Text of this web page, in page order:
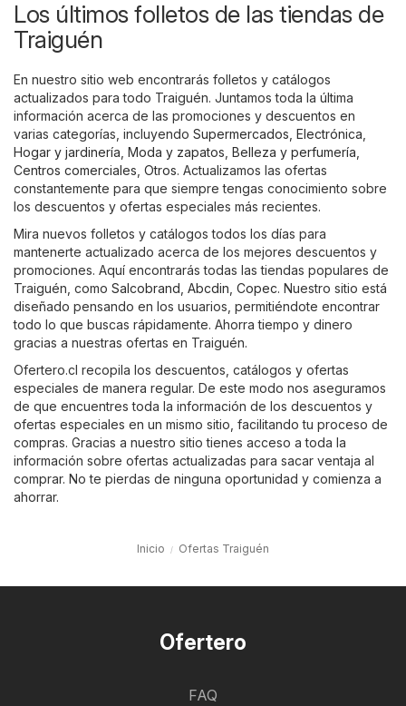
Los últimos folletos de las tiendas de
Traiguén
En nuestro sitio web encontrarás folletos y catálogos
actualizados para todo Traiguén. Juntamos toda la última
información acerca de las promociones y descuentos en
varias categorías, incluyendo Supermercados Electrónica
Hogar y jardinería Moda y zapatos Belleza y perfumería
Centros comerciales Otros. Actualizamos las ofertas
constantemente para que siempre tengas conocimiento sobre
los descuentos y ofertas especiales más recientes.
Mira nuevos folletos y catálogos todos los días para
mantenerte actualizado acerca de los mejores descuentos y
promociones. Aquí encontrarás todas las tiendas populares de
Traiguén, como Salcobrand Abcdin Copec. Nuestro sitio está
diseñado pensando en los usuarios, permitiéndote encontrar
todo lo que buscas rápidamente. Ahorra tiempo y dinero
gracias a nuestras ofertas en Traiguén.
Ofertero.cl recopila los descuentos, catálogos y ofertas
especiales de manera regular. De este modo nos aseguramos
de que encuentres toda la información de los descuentos y
ofertas especiales en un mismo sitio, facilitando tu proceso de
compras. Gracias a nuestro sitio tienes acceso a toda la
información sobre ofertas actualizadas para sacar ventaja al
comprar. No te pierdas de ninguna oportunidad y comienza a
ahorrar.
Inicio Ofertas Traiguén
Ofertero
FAQ